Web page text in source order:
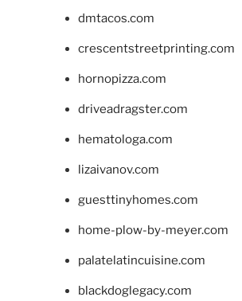
dmtacos.com
crescentstreetprinting.com
hornopizza.com
driveadragster.com
hematologa.com
lizaivanov.com
guesttinyhomes.com
home-plow-by-meyer.com
palatelatincuisine.com
blackdoglegacy.com